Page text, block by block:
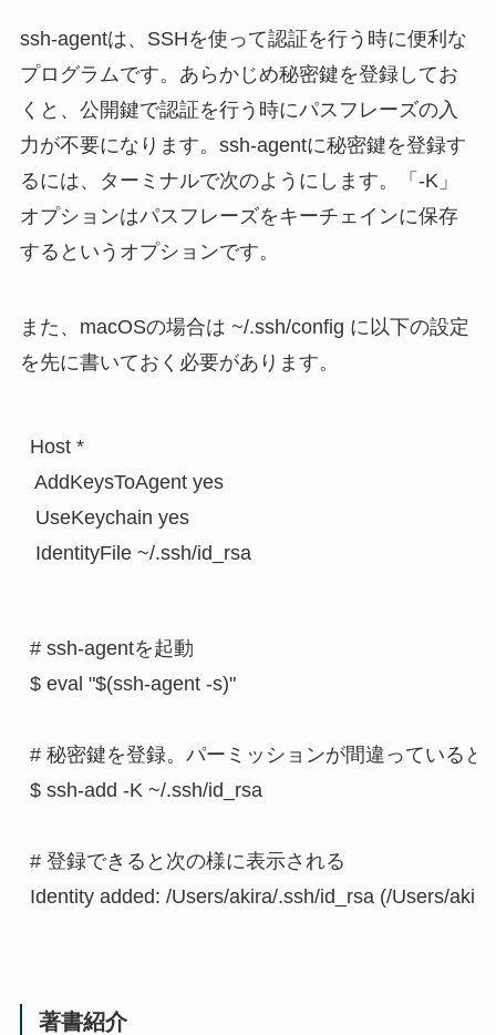
ssh-agentは、SSHを使って認証を行う時に便利な
プログラムです。あらかじめ秘密鍵を登録してお
くと、公開鍵で認証を行う時にパスフレーズの入
力が不要になります。ssh-agentに秘密鍵を登録す
るには、ターミナルで次のようにします。「-K」
オプションはパスフレーズをキーチェインに保存
するというオプションです。
また、macOSの場合は ~/.ssh/config に以下の設定
を先に書いておく必要があります。
Host *
AddKeysToAgent yes
UseKeychain yes
IdentityFile ~/.ssh/id_rsa
# ssh-agentを起動
$ eval "$(ssh-agent -s)"
# 秘密鍵を登録。パーミッションが間違っていると
$ ssh-add -K ~/.ssh/id_rsa
# 登録できると次の様に表示される
著書紹介